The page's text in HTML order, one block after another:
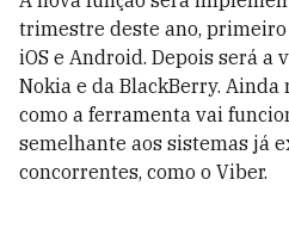
trimestre deste ano,
iOS e Android. Depois será a
Nokia e da BlackBerry. Ainda
como a ferramenta vai
semelhante aos sistemas já
concorrentes, como o Viber.